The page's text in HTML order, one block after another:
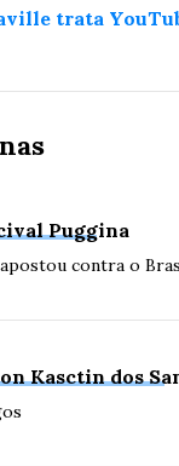
trata
Puggina
contra o
Kasctin dos